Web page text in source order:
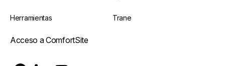
Herramientas Trane
Acceso a ComfortSite